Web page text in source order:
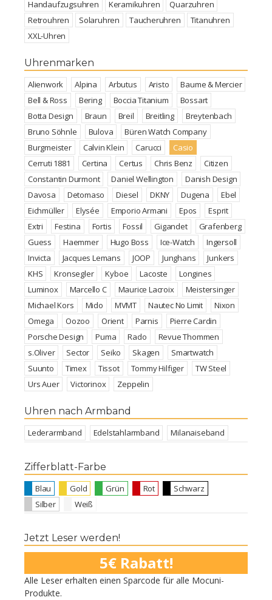
Handaufzugsuhren Keramikuhren
Quarzuhren
Retrouhren
Solaruhren Taucheruhren
Titanuhren
XXL-Uhren
Uhrenmarken
Alienwork Alpina Arbutus Aristo
Baume & Mercier
Bell & Ross
Bering Boccia Titanium
Bossart
Botta Design
Braun Breil Breitling
Breytenbach
Bruno Söhnle
Bulova
Büren Watch Company
Burgmeister
Calvin Klein Carucci
Casio
Cerruti 1881
Certina Certus Chris Benz
Citizen
Constantin Durmont
Daniel Wellington
Danish Design
Davosa
Detomaso Diesel DKNY Dugena
Ebel
Eichmüller
Elysée Emporio Armani Epos
Esprit
Extri
Festina Fortis Fossil Gigandet
Grafenberg
Guess
Haemmer Hugo Boss Ice-Watch
Ingersoll
Invicta
Jacques Lemans JOOP Junghans
Junkers
KHS
Kronsegler Kyboe Lacoste
Longines
Luminox
Marcello C Maurice Lacroix
Meistersinger
Michael Kors
Mido MVMT Nautec No Limit
Nixon
Omega
Oozoo Orient Parnis
Pierre Cardin
Porsche Design
Puma Rado
Revue Thommen
s.Oliver
Sector Seiko Skagen
Smartwatch
Suunto
Timex Tissot Tommy Hilfiger
TW Steel
Urs Auer
Victorinox Zeppelin
Uhren nach Armband
Lederarmband Edelstahlarmband Milanaiseband
Zifferblatt-Farbe
Blau Gold Grün Rot
Schwarz
Silber
Weiß
Jetzt Leser werden!
5€ Rabatt!
Alle Leser erhalten einen Sparcode für alle Mocuni-
Produkte.